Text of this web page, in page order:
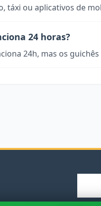
táxi ou aplicativos de
24 horas?
24h, mas os